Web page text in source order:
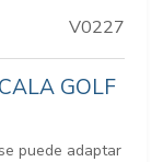
V0227
GOLF
puede adaptar